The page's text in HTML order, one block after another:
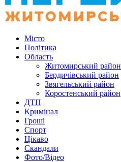
Місто
Політика
Область
Житомирський район
Бердичівський район
Звягельський район
Коростенський район
ДТП
Кримінал
Гроші
Спорт
Цікаво
Скандали
Фото/Відео